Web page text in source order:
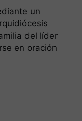
un
del líder
en oración